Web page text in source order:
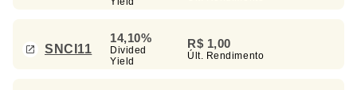
SNCI11
14,10%
Divided
Yield
R$ 1,00
Últ. Rendimento